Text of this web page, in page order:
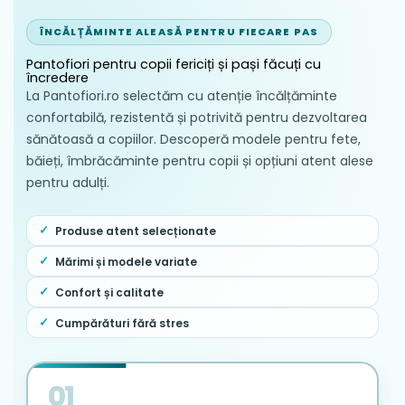
dezvolta ca adult (adult plat dobândit). Cauzele mai puțin
frecvente ale piciorului plat includ următoarele:
Coaliții tarsiene: o condiție în care articulațiile piciorului
pun capăt sau cresc împreună, restricționând sau
interzicând mișcarea acelei articulații
Osul navicular accesoriu (os tibiale externum): un os
suplimentar mic în tendonul tibial posterior care
determină o slăbire a suportului tendinos la arcadă
Laxitatea ligamentului în bolile congenitale precum
sindromul Marfan sau sindromul Ehlers-Danlos
Obezitatea
Diabet
Neuropatie
Vârstă
creșterea elastinei
Osteoporoza
Suprasolicitare
ÎNCĂLȚĂMINTE ALEASĂ PENTRU FIECARE PAS
Pantofiori pentru copii fericiți și pași făcuți cu
încredere
La Pantofiori.ro selectăm cu atenție încălțăminte
confortabilă, rezistentă și potrivită pentru dezvoltarea
sănătoasă a copiilor. Descoperă modele pentru fete,
băieți, îmbrăcăminte pentru copii și opțiuni atent alese
pentru adulți.
Produse atent selecționate
Mărimi și modele variate
Confort și calitate
Cumpărături fără stres
01